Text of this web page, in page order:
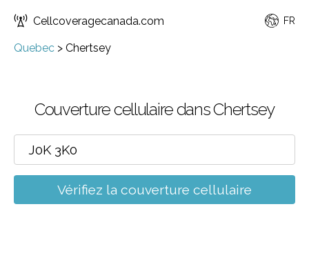
Cellcoveragecanada.com FR
Quebec > Chertsey
Couverture cellulaire dans Chertsey
Vérifiez la couverture cellulaire